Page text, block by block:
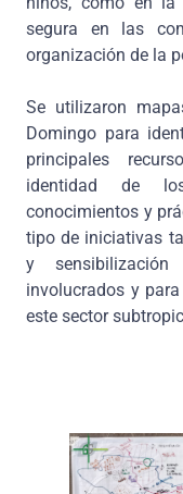
segura en las
organización de la
Se utilizaron
Domingo para
principales
identidad de
conocimientos y
tipo de iniciativas
y
involucrados y
este sector